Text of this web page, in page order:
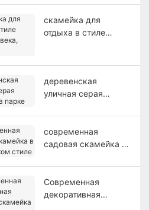
скамейка для
отдыха в стиле
деревенская
уличная серая
современная
садовая скамейка в
Современная
декоративная